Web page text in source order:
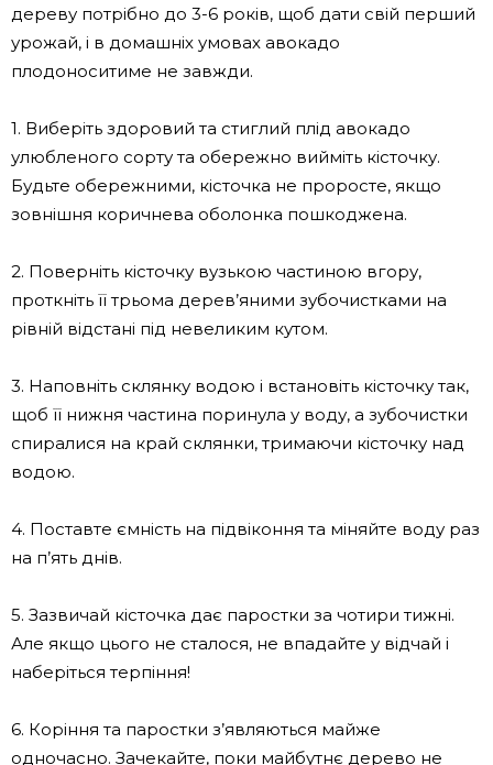
дереву потрібно до 3-6 років, щоб дати свій перший
урожай, і в домашніх умовах авокадо
плодоноситиме не завжди.
1. Виберіть здоровий та стиглий плід авокадо
улюбленого сорту та обережно вийміть кісточку.
Будьте обережними, кісточка не проросте, якщо
зовнішня коричнева оболонка пошкоджена.
2. Поверніть кісточку вузькою частиною вгору,
проткніть її трьома дерев’яними зубочистками на
рівній відстані під невеликим кутом.
3. Наповніть склянку водою і встановіть кісточку так,
щоб її нижня частина поринула у воду, а зубочистки
спиралися на край склянки, тримаючи кісточку над
водою.
4. Поставте ємність на підвіконня та міняйте воду раз
на п’ять днів.
5. Зазвичай кісточка дає паростки за чотири тижні.
Але якщо цього не сталося, не впадайте у відчай і
наберіться терпіння!
6. Коріння та паростки з’являються майже
одночасно. Зачекайте, поки майбутнє дерево не